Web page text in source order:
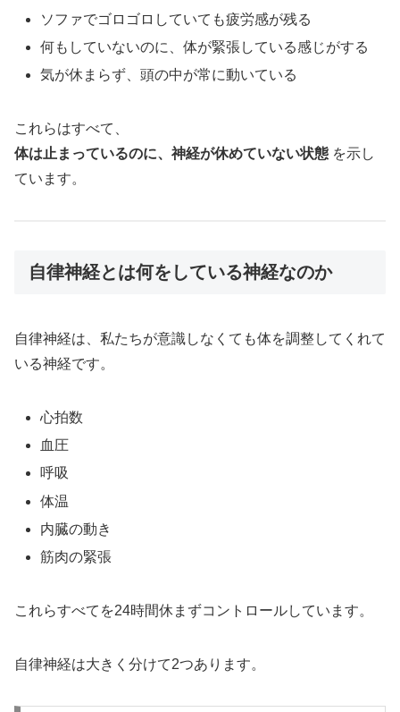
ソファでゴロゴロしていても疲労感が残る
何もしていないのに、体が緊張している感じがする
気が休まらず、頭の中が常に動いている
これらはすべて、
体は止まっているのに、神経が休めていない状態 を示し
ています。
自律神経とは何をしている神経なのか
自律神経は、私たちが意識しなくても体を調整してくれて
いる神経です。
心拍数
血圧
呼吸
体温
内臓の動き
筋肉の緊張
これらすべてを24時間休まずコントロールしています。
自律神経は大きく分けて2つあります。